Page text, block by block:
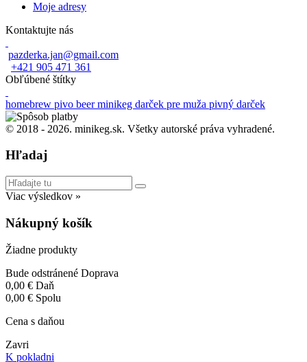
Moje adresy
Kontaktujte nás
pazderka.jan@gmail.com
+421 905 471 361
Obľúbené štítky
homebrew pivo beerminikeg darček pre muža pivný darček
© 2018 - 2026. minikeg.sk. Všetky autorské práva vyhradené.
Hľadaj
Viac výsledkov »
Nákupný košík
Žiadne produkty
Bude odstránené Doprava
0,00 € Daň
0,00 € Spolu
Cena s daňou
Zavri
K pokladni